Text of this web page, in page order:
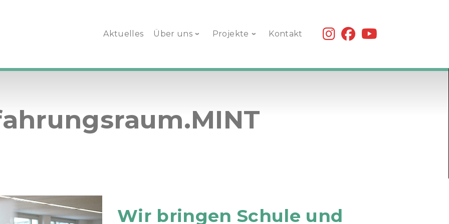
Aktuelles Über uns Projekte Kontakt
fab
fa-
fab
fa-
Wir bringen Schule und